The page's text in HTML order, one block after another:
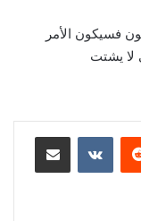
فسيكون الأمر
لا يشتت
مشاركة عبر البريد